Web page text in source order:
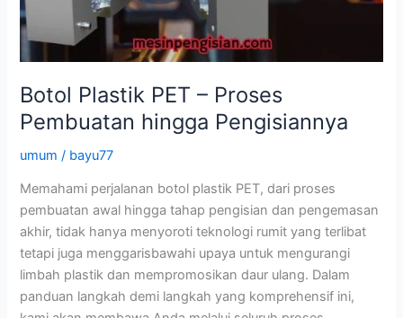
Botol Plastik PET – Proses
Pembuatan hingga Pengisiannya
umum / bayu77
Memahami perjalanan botol plastik PET, dari proses
pembuatan awal hingga tahap pengisian dan pengemasan
akhir, tidak hanya menyoroti teknologi rumit yang terlibat
tetapi juga menggarisbawahi upaya untuk mengurangi
limbah plastik dan mempromosikan daur ulang. Dalam
panduan langkah demi langkah yang komprehensif ini,